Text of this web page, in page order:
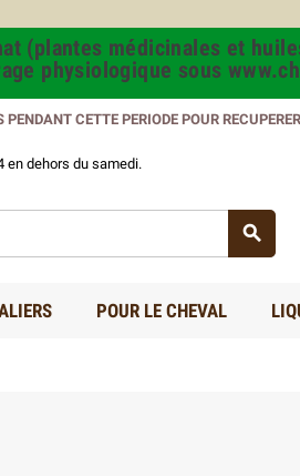
(plantes médicinales et
physiologique sous
CETTE PERIODE POUR
en dehors du samedi.

POUR LE CHEVAL